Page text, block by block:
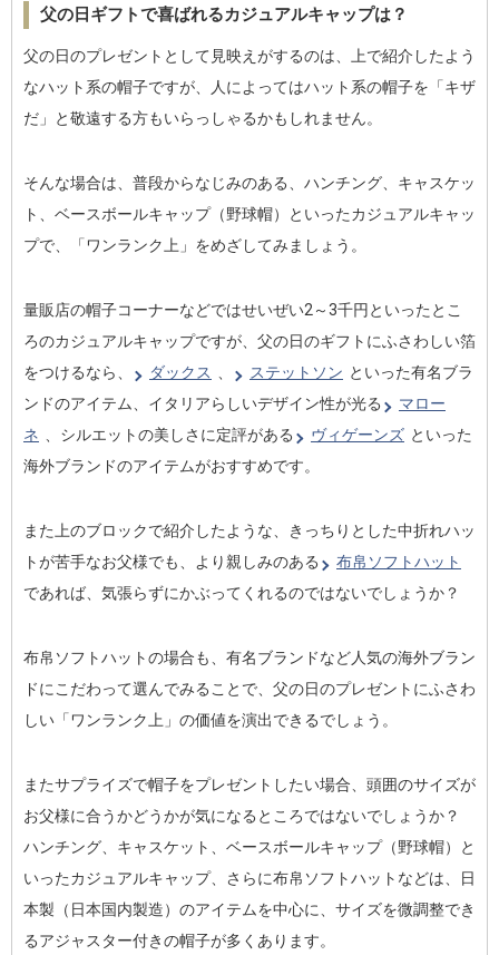
父の日ギフトで喜ばれるカジュアルキャップは？
父の日のプレゼントとして見映えがするのは、上で紹介したよう
なハット系の帽子ですが、人によってはハット系の帽子を「キザ
だ」と敬遠する方もいらっしゃるかもしれません。
そんな場合は、普段からなじみのある、ハンチング、キャスケッ
ト、ベースボールキャップ（野球帽）といったカジュアルキャッ
プで、「ワンランク上」をめざしてみましょう。
量販店の帽子コーナーなどではせいぜい2～3千円といったとこ
ろのカジュアルキャップですが、父の日のギフトにふさわしい箔
をつけるなら、
ダックス ステットソン といった有名ブラ
ンドのアイテム、イタリアらしいデザイン性が光る
マロー
ネ
、シルエットの美しさに定評がある ヴィゲーンズ といった
海外ブランドのアイテムがおすすめです。
また上のブロックで紹介したような、きっちりとした中折れハッ
トが苦手なお父様でも、より親しみのある
布帛ソフトハット
であれば、気張らずにかぶってくれるのではないでしょうか？
布帛ソフトハットの場合も、有名ブランドなど人気の海外ブラン
ドにこだわって選んでみることで、父の日のプレゼントにふさわ
しい「ワンランク上」の価値を演出できるでしょう。
またサプライズで帽子をプレゼントしたい場合、頭囲のサイズが
お父様に合うかどうかが気になるところではないでしょうか？
ハンチング、キャスケット、ベースボールキャップ（野球帽）と
いったカジュアルキャップ、さらに布帛ソフトハットなどは、日
本製（日本国内製造）のアイテムを中心に、サイズを微調整でき
るアジャスター付きの帽子が多くあります。